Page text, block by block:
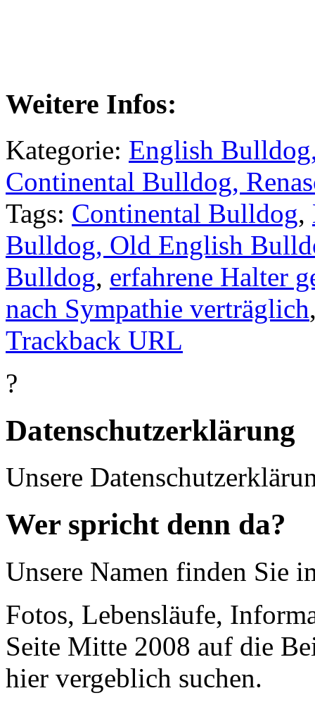
Weitere Infos:
Kategorie: English
Continental Bulldog,
Tags: Continental Bulldog,
Bulldog, Old English
Bulldog, erfahrene Halter
nach Sympathie verträglich
Trackback URL
?
Datenschutzerklärung
Unsere
Wer spricht denn da?
Unsere Namen finden Sie
Fotos, Lebensläufe,
Seite Mitte 2008 auf die
hier vergeblich suchen.